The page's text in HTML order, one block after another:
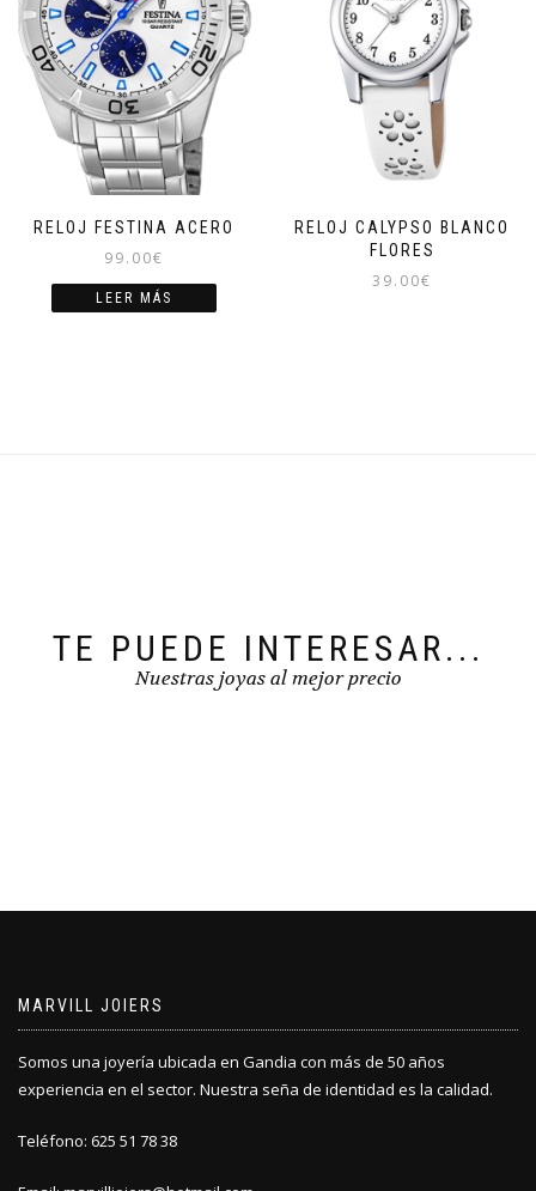
RELOJ FESTINA ACERO
99.00€
LEER MÁS
RELOJ CALYPSO BLANCO
FLORES
39.00€
TE PUEDE INTERESAR...
Nuestras joyas al mejor precio
MARVILL JOIERS
Somos una joyería ubicada en Gandia con más de 50 años
experiencia en el sector. Nuestra seña de identidad es la calidad.
Teléfono: 625 51 78 38